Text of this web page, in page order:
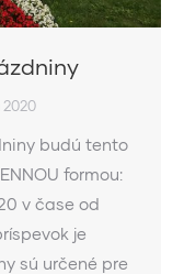
2020
budú tento
formou:
v čase od
je
sú určené pre